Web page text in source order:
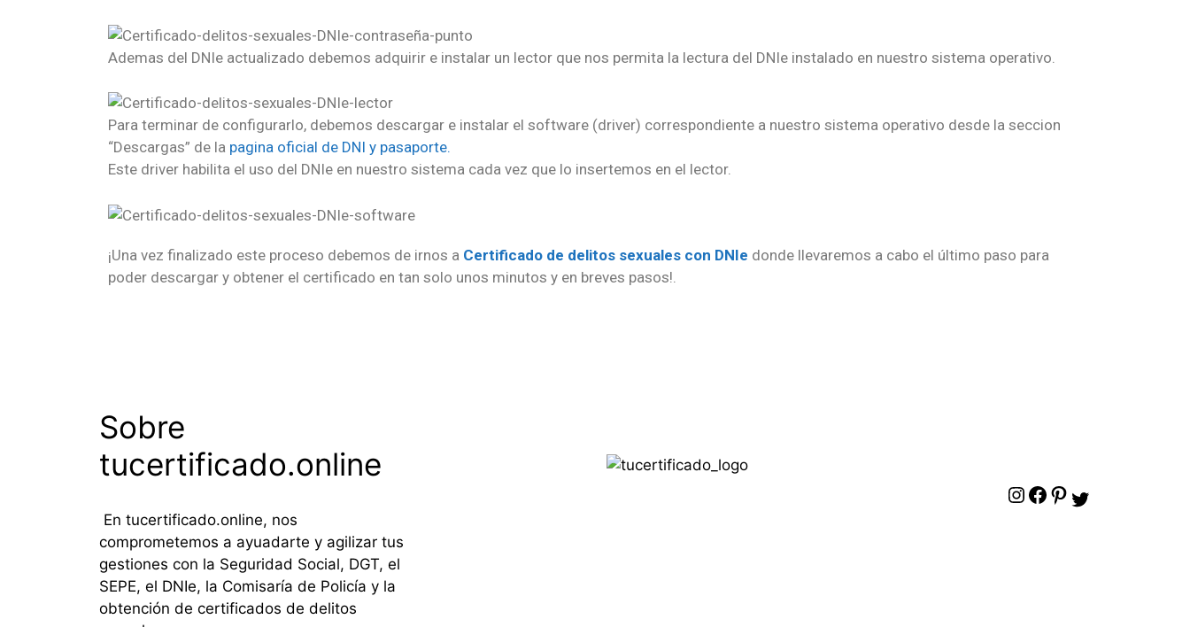
Ademas del DNIe actualizado debemos adquirir e instalar un lector que nos permita la lectura del DNIe instalado en nuestro sistema operativo.
Para terminar de configurarlo, debemos descargar e instalar el software (driver) correspondiente a nuestro sistema operativo desde la seccion
“Descargas” de la pagina oficial de DNI y pasaporte.
Este driver habilita el uso del DNIe en nuestro sistema cada vez que lo insertemos en el lector.
¡Una vez finalizado este proceso debemos de irnos a Certificado de delitos sexuales con DNIe donde llevaremos a cabo el último paso para
poder descargar y obtener el certificado en tan solo unos minutos y en breves pasos!.
Sobre
tucertificado.online
En tucertificado.online, nos
comprometemos a ayuadarte y agilizar tus
gestiones con la Seguridad Social, DGT, el
SEPE, el DNIe, la Comisaría de Policía y la
obtención de certificados de delitos